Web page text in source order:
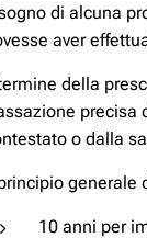
di alcuna
aver
della
precisa
o dalla
generale
10 anni per